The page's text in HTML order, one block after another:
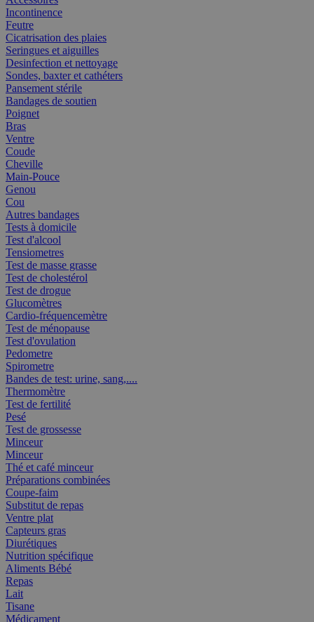
Incontinence
Feutre
Cicatrisation des plaies
Seringues et aiguilles
Desinfection et nettoyage
Sondes, baxter et cathéters
Pansement stérile
Bandages de soutien
Poignet
Bras
Ventre
Coude
Cheville
Main-Pouce
Genou
Cou
Autres bandages
Tests à domicile
Test d'alcool
Tensiometres
Test de masse grasse
Test de cholestérol
Test de drogue
Glucomètres
Cardio-fréquencemètre
Test de ménopause
Test d'ovulation
Pedometre
Spirometre
Bandes de test: urine, sang,....
Thermomètre
Test de fertilité
Pesé
Test de grossesse
Minceur
Minceur
Thé et café minceur
Préparations combinées
Coupe-faim
Substitut de repas
Ventre plat
Capteurs gras
Diurétiques
Nutrition spécifique
Aliments Bébé
Repas
Lait
Tisane
Médicament